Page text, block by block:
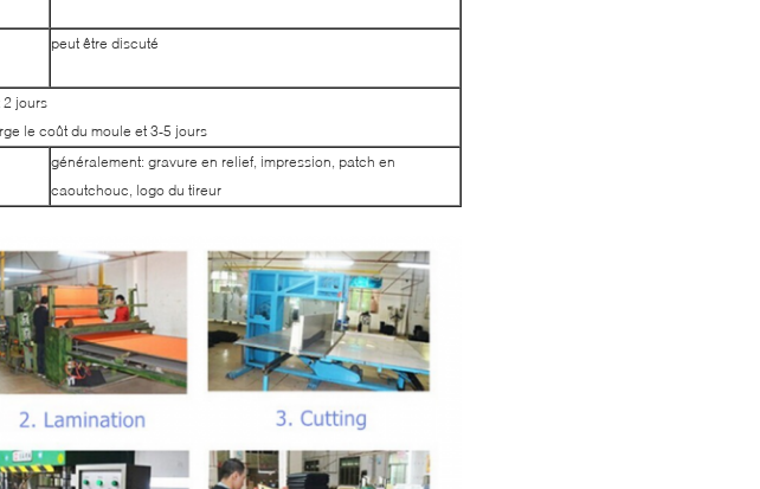
peut être discuté
2 jours
le coût du moule et 3-5 jours
généralement: gravure en relief, impression, patch en
caoutchouc, logo du tireur